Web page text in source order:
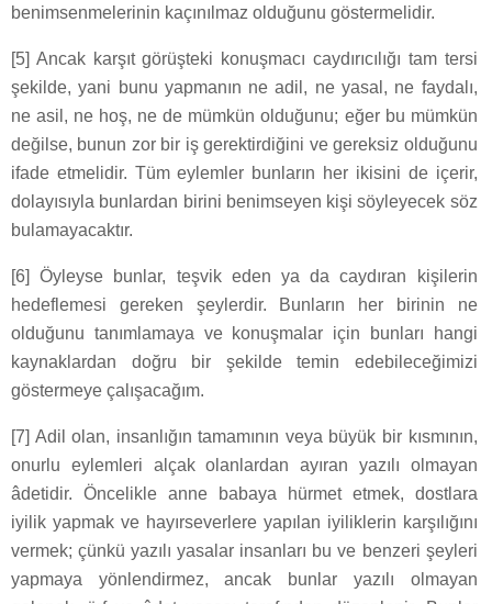
benimsenmelerinin kaçınılmaz olduğunu göstermelidir.
[5] Ancak karşıt görüşteki konuşmacı caydırıcılığı tam tersi
şekilde, yani bunu yapmanın ne adil, ne yasal, ne faydalı,
ne asil, ne hoş, ne de mümkün olduğunu; eğer bu mümkün
değilse, bunun zor bir iş gerektirdiğini ve gereksiz olduğunu
ifade etmelidir. Tüm eylemler bunların her ikisini de içerir,
dolayısıyla bunlardan birini benimseyen kişi söyleyecek söz
bulamayacaktır.
[6] Öyleyse bunlar, teşvik eden ya da caydıran kişilerin
hedeflemesi gereken şeylerdir. Bunların her birinin ne
olduğunu tanımlamaya ve konuşmalar için bunları hangi
kaynaklardan doğru bir şekilde temin edebileceğimizi
göstermeye çalışacağım.
[7] Adil olan, insanlığın tamamının veya büyük bir kısmının,
onurlu eylemleri alçak olanlardan ayıran yazılı olmayan
âdetidir. Öncelikle anne babaya hürmet etmek, dostlara
iyilik yapmak ve hayırseverlere yapılan iyiliklerin karşılığını
vermek; çünkü yazılı yasalar insanları bu ve benzeri şeyleri
yapmaya yönlendirmez, ancak bunlar yazılı olmayan